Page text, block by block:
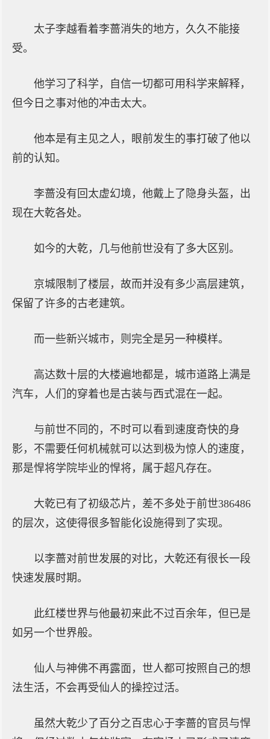
太子李越看着李蔷消失的地方，久久不能接
受。
他学习了科学，自信一切都可用科学来解释，
但今日之事对他的冲击太大。
他本是有主见之人，眼前发生的事打破了他以
前的认知。
李蔷没有回太虚幻境，他戴上了隐身头盔，出
现在大乾各处。
如今的大乾，几与他前世没有了多大区别。
京城限制了楼层，故而并没有多少高层建筑，
保留了许多的古老建筑。
而一些新兴城市，则完全是另一种模样。
高达数十层的大楼遍地都是，城市道路上满是
汽车，人们的穿着也是古装与西式混在一起。
与前世不同的，不时可以看到速度奇快的身
影，不需要任何机械就可以达到极为惊人的速度，
那是悍将学院毕业的悍将，属于超凡存在。
大乾已有了初级芯片，差不多处于前世386486
的层次，这使得很多智能化设施得到了实现。
以李蔷对前世发展的对比，大乾还有很长一段
快速发展时期。
此红楼世界与他最初来此不过百余年，但已是
如另一个世界般。
仙人与神佛不再露面，世人都可按照自己的想
法生活，不会再受仙人的操控过活。
虽然大乾少了百分之百忠心于李蔷的官员与悍